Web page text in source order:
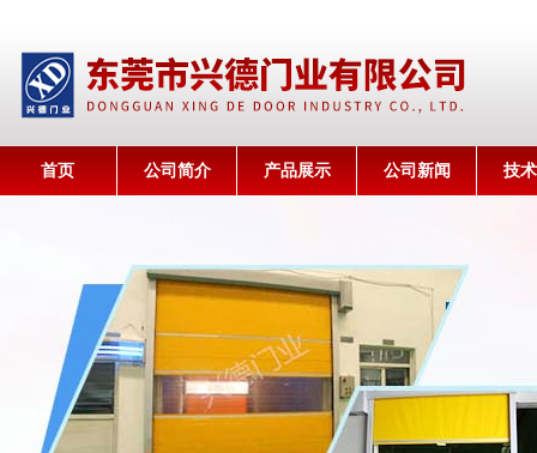
首页 公司简介 产品展示 公司新闻 技